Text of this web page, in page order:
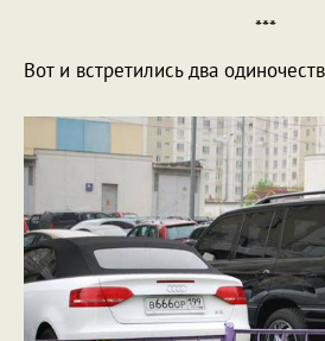
***
Вот и встретились два